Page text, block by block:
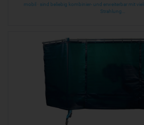
mobil · sind beliebig kombinier- und erweiterbar mit
Strahlung…